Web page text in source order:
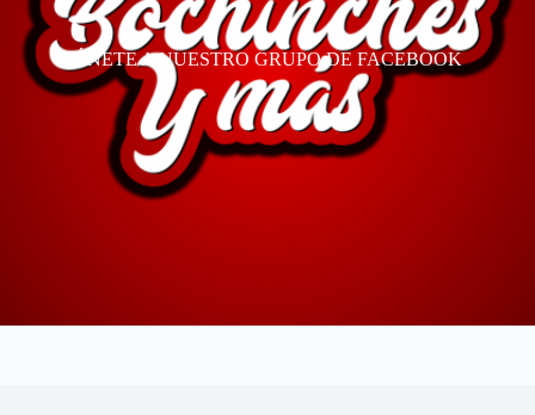
ÚNETE A NUESTRO GRUPO DE FACEBOOK